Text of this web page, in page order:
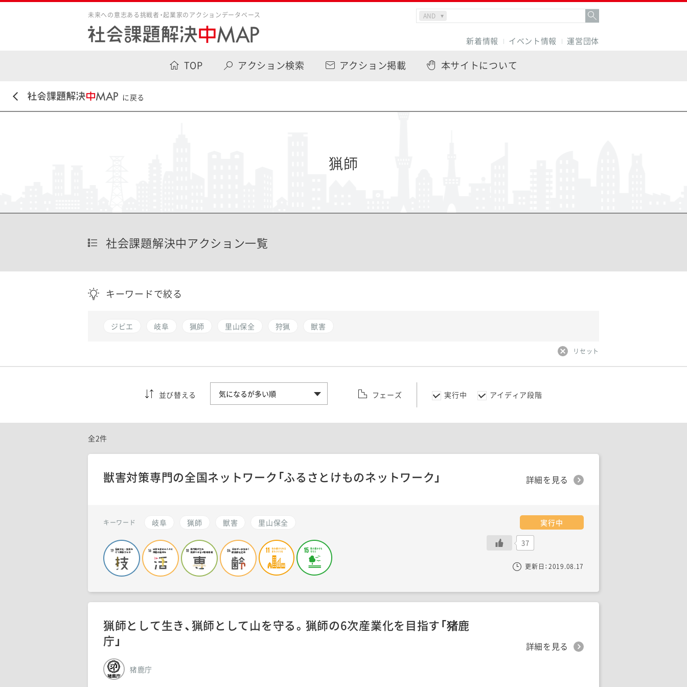
未来への意志ある挑戦者・起業家のアクションデータベース
新着情報 イベント情報 運営団体
TOP アクション検索 アクション掲載 本サイトについて
に戻る
猟師
社会課題解決中アクション一覧
キーワードで絞る
ジビエ 岐阜 猟師 里山保全 狩猟 獣害
リセット
並び替える フェーズ 実行中 アイディア段階
全2件
獣害対策専門の全国ネットワーク「ふるさとけものネットワーク」 詳細を見る
キーワード 岐阜 猟師 獣害 里山保全 実行中
37
更新日： 2019.08.17
猟師として生き、猟師として山を守る。猟師の6次産業化を目指す「猪鹿
庁」
猪鹿庁
詳細を見る